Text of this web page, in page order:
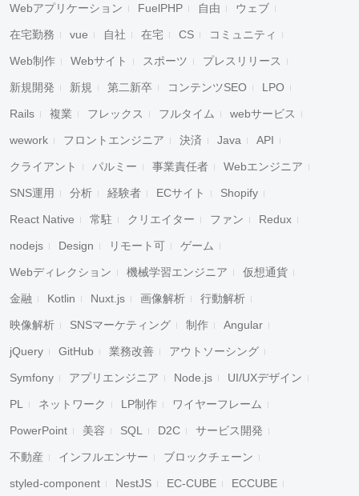
Webアプリケーション FuelPHP 自由 ウェブ
在宅勤務 vue 自社 在宅 CS コミュニティ
Web制作 Webサイト スポーツ プレスリリース
新規開発 新規 第二新卒 コンテンツSEO LPO
Rails 複業 フレックス フルタイム webサービス
wework フロントエンジニア 決済 Java API
クライアント パルミー 事業責任者 Webエンジニア
SNS運用 分析 経験者 ECサイト Shopify
React Native 常駐 クリエイター ファン Redux
nodejs Design リモート可 ゲーム
Webディレクション 機械学習エンジニア 仮想通貨
金融 Kotlin Nuxt.js 画像解析 行動解析
映像解析 SNSマーケティング 制作 Angular
jQuery GitHub 業務改善 アウトソーシング
Symfony アプリエンジニア Node.js UI/UXデザイン
PL ネットワーク LP制作 ワイヤーフレーム
PowerPoint 美容 SQL D2C サービス開発
不動産 インフルエンサー ブロックチェーン
styled-component NestJS EC-CUBE ECCUBE